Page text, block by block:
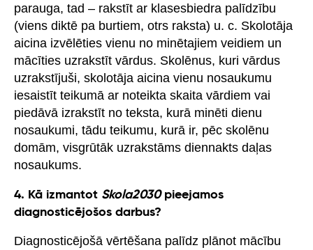
parauga, tad – rakstīt ar klasesbiedra palīdzību
(viens diktē pa burtiem, otrs raksta) u. c. Skolotāja
aicina izvēlēties vienu no minētajiem veidiem un
mācīties uzrakstīt vārdus. Skolēnus, kuri vārdus
uzrakstījuši, skolotāja aicina vienu nosaukumu
iesaistīt teikumā ar noteikta skaita vārdiem vai
piedāvā izrakstīt no teksta, kurā minēti dienu
nosaukumi, tādu teikumu, kurā ir, pēc skolēnu
domām, visgrūtāk uzrakstāms diennakts daļas
nosaukums.
4. Kā izmantot Skola2030pieejamos
diagnosticējošos darbus?
Diagnosticējošā vērtēšana palīdz plānot mācību